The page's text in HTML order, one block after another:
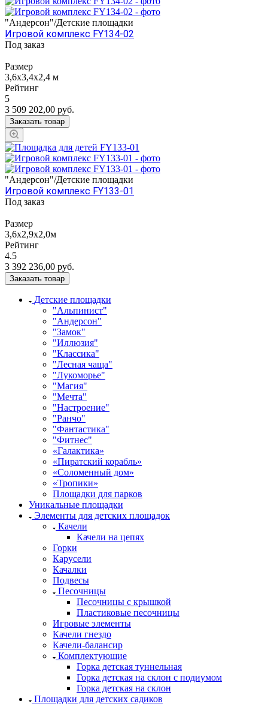
"Андерсон"/Детские площадки
Игровой комплекс FY134-02
Под заказ
Размер
3,6х3,4х2,4 м
Рейтинг
5
3 509 202,00 руб.
Заказать товар
"Андерсон"/Детские площадки
Игровой комплекс FY133-01
Под заказ
Размер
3,6х2,9х2,0м
Рейтинг
4.5
3 392 236,00 руб.
Заказать товар
Детские площадки
"Альпинист"
"Андерсон"
"Замок"
"Иллюзия"
"Классика"
"Лесная чаща"
"Лукоморье"
"Магия"
"Мечта"
"Настроение"
"Ранчо"
"Фантастика"
"Фитнес"
«Галактика»
«Пиратский корабль»
«Соломенный дом»
«Тропики»
Площадки для парков
Уникальные площадки
Элементы для детских площадок
Качели
Качели на цепях
Горки
Карусели
Качалки
Подвесы
Песочницы
Песочницы с крышкой
Пластиковые песочницы
Игровые элементы
Качели гнездо
Качели-балансир
Комплектующие
Горка детская туннельная
Горка детская на склон с подиумом
Горка детская на склон
Площадки для детских садиков